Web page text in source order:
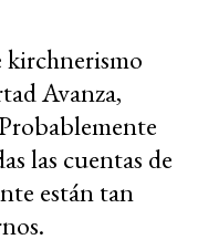
kirchnerismo
Avanza,
las cuentas de
están tan